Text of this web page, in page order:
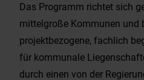
Das Programm richtet sich
mittelgroße Kommunen und
projektbezogene, fachlich
für kommunale
durch einen von der